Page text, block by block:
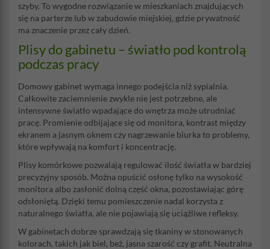
szyby. To wygodne rozwiązanie w mieszkaniach znajdujących
się na parterze lub w zabudowie miejskiej, gdzie prywatność
ma znaczenie przez cały dzień.
Plisy do gabinetu – światło pod kontrolą
podczas pracy
Domowy gabinet wymaga innego podejścia niż sypialnia.
Całkowite zaciemnienie zwykle nie jest potrzebne, ale
intensywne światło wpadające do wnętrza może utrudniać
pracę. Promienie odbijające się od monitora, kontrast między
ekranem a jasnym oknem czy nagrzewanie biurka to problemy,
które wpływają na komfort i koncentrację.
Plisy komórkowe pozwalają regulować ilość światła w bardziej
precyzyjny sposób. Można opuścić osłonę tylko na wysokość
monitora albo zasłonić dolną część okna, pozostawiając górę
odsłoniętą. Dzięki temu pomieszczenie nadal korzysta z
naturalnego światła, ale nie pojawiają się uciążliwe refleksy.
W gabinetach dobrze sprawdzają się tkaniny w stonowanych
kolorach, takich jak biel, beż, jasna szarość czy grafit. Neutralna